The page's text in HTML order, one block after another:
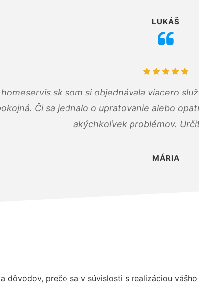
LUKÁŠ
homeservis.sk som si objednávala viacero
Či sa jednalo o upratovanie alebo
akýchkoľvek problémov.
MÁRIA
dôvodov, prečo sa v súvislosti s realizáciou